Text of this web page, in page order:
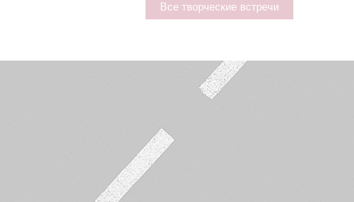
Все творческие встречи